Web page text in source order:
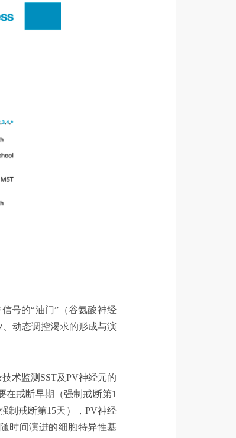
号的“油门”（谷氨酸神经
动态调控渴求的形成与演
术监测SST及PV神经元的
在戒断早期（强制戒断第1
制戒断第15天），PV神经
时间演进的细胞特异性基